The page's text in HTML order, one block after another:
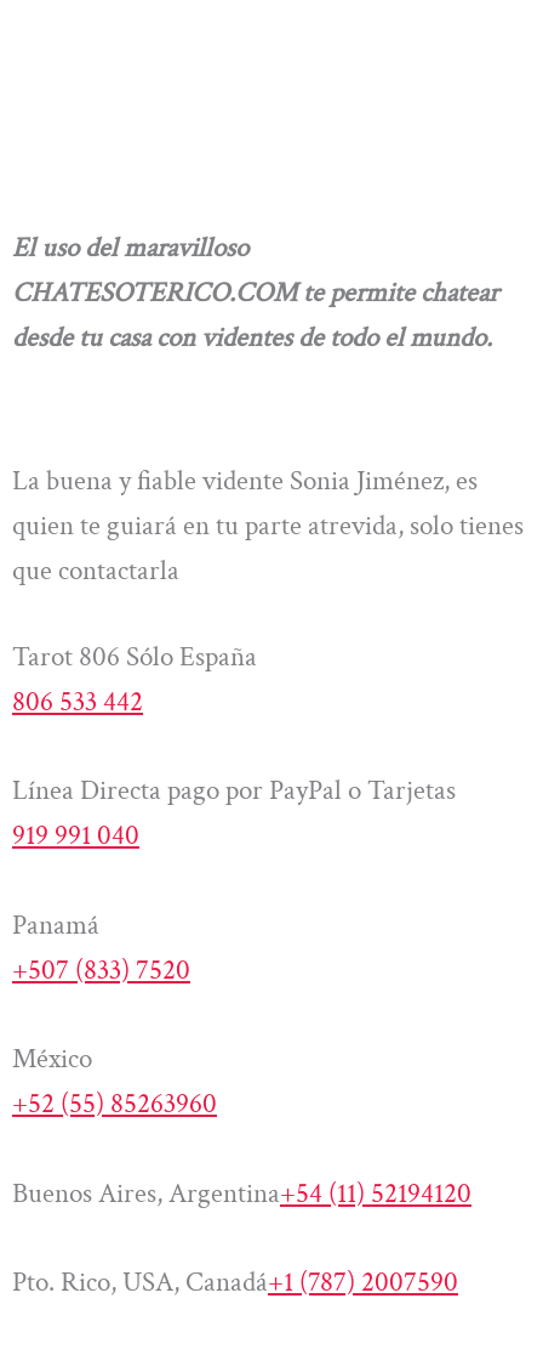
El uso del maravilloso
CHATESOTERICO.COM te permite chatear
desde tu casa con videntes de todo el mundo.
La buena y fiable vidente Sonia Jiménez, es
quien te guiará en tu parte atrevida, solo tienes
que contactarla
Tarot 806 Sólo España
806 533 442
Línea Directa pago por PayPal o Tarjetas
919 991 040
Panamá
+507 (833) 7520
México
+52 (55) 85263960
Buenos Aires, Argentina+54 (11) 52194120
Pto. Rico, USA, Canadá+1 (787) 2007590